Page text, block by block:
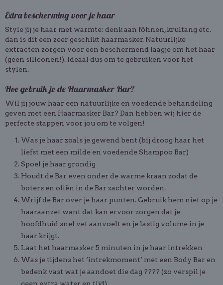
Extra bescherming voor je haar
Style jij je haar met warmte: denk aan föhnen, krultang etc.
dan is dit een zeer geschikt haarmasker. Natuurlijke
extracten zorgen voor een beschermend laagje om het haar
(geen siliconen!). Ideaal dus om te gebruiken voor het
stylen.
Hoe gebruik je de Haarmasker Bar?
Wil jij jouw haar een natuurlijke en voedende behandeling
geven met een Haarmasker Bar? Dan hebben wij hier de
perfecte stappen voor jou om te volgen!
Was je haar zoals je gewend bent (bij droog haar het
liefst met een milde en voedende Shampoo Bar)
Spoel je haar grondig
Houdt de Bar even onder de warme kraan zodat de
boters en oliën in de Bar zachter worden.
Wrijf de Bar over je haar punten. Gebruik hem niet op je
haaraanzet want dat kan ervoor zorgen dat je
hoofdhuid snel vet aanvoelt en je lastig volume in je
haar krijgt.
Laat het haarmasker 5 minuten in je haar intrekken
Was je tijdens het ‘intrekmoment’ met een Body Bar en
bedenk vast wat je aandoet die dag ???? (zo verspil je